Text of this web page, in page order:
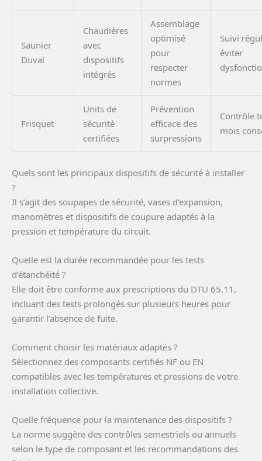
Saunier
Duval
Chaudières
avec
dispositifs
intégrés
Assemblage
optimisé
pour
respecter
normes
Suivi
éviter
Frisquet
Units de
sécurité
certifiées
Prévention
efficace des
surpressions
Contrôle
mois
Quels sont les principaux dispositifs de sécurité à installer
?
Il s’agit des soupapes de sécurité, vases d’expansion,
manomètres et dispositifs de coupure adaptés à la
pression et température du circuit.
Quelle est la durée recommandée pour les tests
d’étanchéité ?
Elle doit être conforme aux prescriptions du DTU 65.11,
incluant des tests prolongés sur plusieurs heures pour
garantir l’absence de fuite.
Comment choisir les matériaux adaptés ?
Sélectionnez des composants certifiés NF ou EN
compatibles avec les températures et pressions de votre
installation collective.
Quelle fréquence pour la maintenance des dispositifs ?
La norme suggère des contrôles semestriels ou annuels
selon le type de composant et les recommandations des